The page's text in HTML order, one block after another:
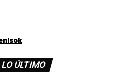
LO ÚLTIMO